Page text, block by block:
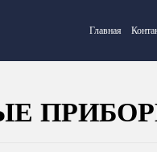
Главная